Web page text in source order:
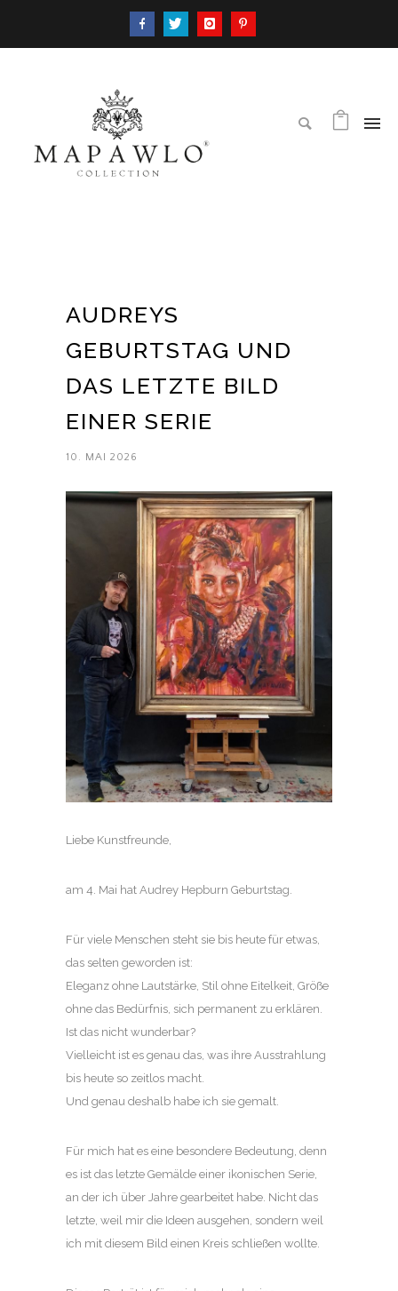
AUDREYS
GEBURTSTAG UND
DAS LETZTE BILD
EINER SERIE
10. MAI 2026
Liebe Kunstfreunde,
am 4. Mai hat Audrey Hepburn Geburtstag.
Für viele Menschen steht sie bis heute für etwas,
das selten geworden ist:
Eleganz ohne Lautstärke, Stil ohne Eitelkeit, Größe
ohne das Bedürfnis, sich permanent zu erklären.
Ist das nicht wunderbar?
Vielleicht ist es genau das, was ihre Ausstrahlung
bis heute so zeitlos macht.
Und genau deshalb habe ich sie gemalt.
Für mich hat es eine besondere Bedeutung, denn
es ist das letzte Gemälde einer ikonischen Serie,
an der ich über Jahre gearbeitet habe. Nicht das
letzte, weil mir die Ideen ausgehen, sondern weil
ich mit diesem Bild einen Kreis schließen wollte.